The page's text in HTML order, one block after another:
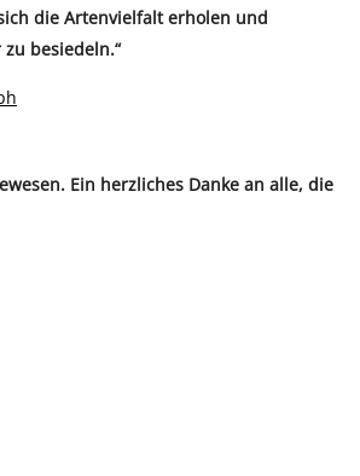
die Artenvielfalt erholen und
besiedeln.“
Ein herzliches Danke an alle, die